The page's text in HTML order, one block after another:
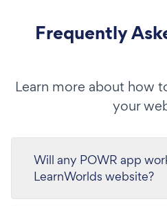
Frequently
Learn more about how
your
Will any POWR app
LearnWorlds website?